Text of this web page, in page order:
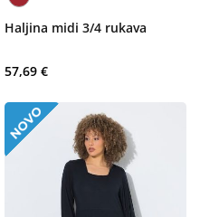
Haljina midi 3/4 rukava
57,69 €